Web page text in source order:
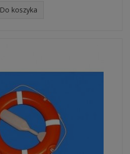
Do koszyka